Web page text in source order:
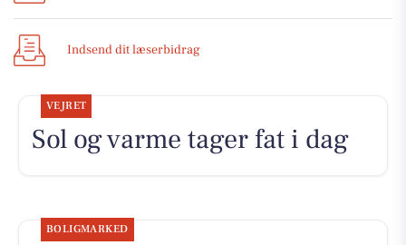
Indsend dit læserbidrag
VEJRET
Sol og varme tager fat i dag
BOLIGMARKED